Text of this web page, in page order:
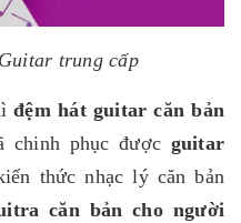
trung cấp
đệm hát guitar căn bản
chinh phục được guitar
thức nhạc lý căn bản
căn bản cho người